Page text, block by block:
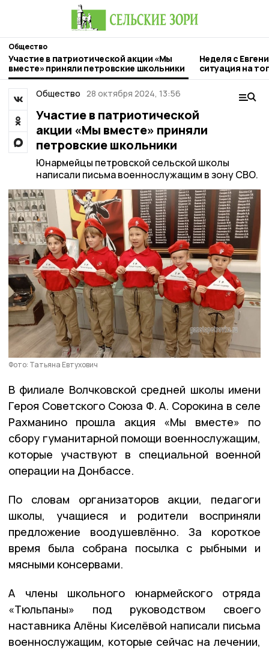
Общество
Участие в патриотической акции «Мы
вместе» приняли петровские школьники
Неделя с
ситуация на
городе и
Общество 28 октября 2024, 13:56
Участие в патриотической
акции «Мы вместе» приняли
петровские школьники
Юнармейцы петровской сельской школы
написали письма военнослужащим в зону СВО.
Фото: Татьяна Евтухович
В филиале Волчковской средней школы имени
Героя Советского Союза Ф. А. Сорокина в селе
Рахманино прошла акция «Мы вместе» по
сбору гуманитарной помощи военнослужащим,
которые участвуют в специальной военной
операции на Донбассе.
По словам организаторов акции, педагоги
школы, учащиеся и родители восприняли
предложение воодушевлённо. За короткое
время была собрана посылка с рыбными и
мясными консервами.
А члены школьного юнармейского отряда
«Тюльпаны» под руководством своего
наставника Алёны Киселёвой написали письма
военнослужащим, которые сейчас на лечении,